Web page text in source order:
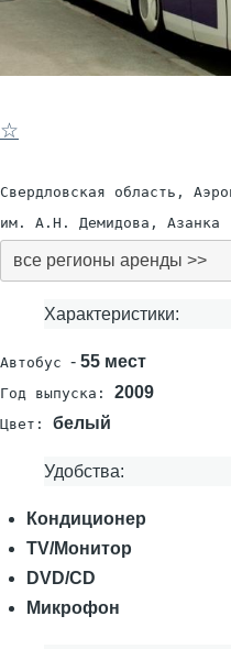
☆
Свердловская область,
им. А.Н. Демидова, Азанка
все регионы аренды >>
Характеристики:
Автобус - 55 мест
Год выпуска: 2009
Цвет: белый
Удобства:
Кондиционер
TV/Монитор
DVD/CD
Микрофон